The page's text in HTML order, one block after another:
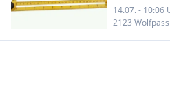
14.07. - 10:06
2123